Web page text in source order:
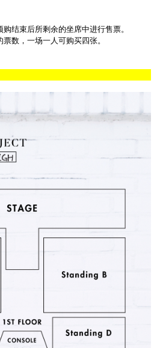
结束后所剩余的坐席中进行售票。
数，一场一人可购买四张。